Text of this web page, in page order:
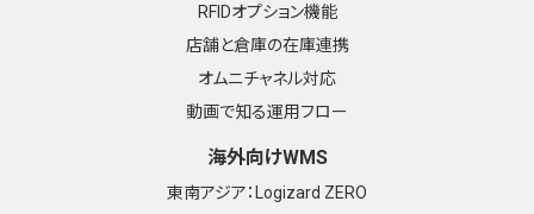
RFIDオプション機能
店舗と倉庫の在庫連携
オムニチャネル対応
動画で知る運用フロー
海外向けWMS
東南アジア：Logizard ZERO